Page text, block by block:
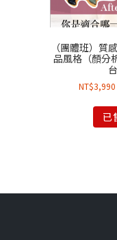
（團體班）質
品風格（顏分
NT$3,990
已